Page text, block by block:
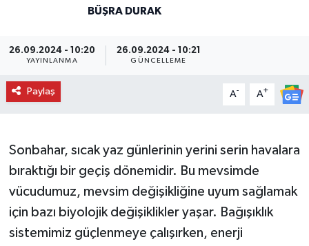
BÜŞRA DURAK
26.09.2024 - 10:20
YAYINLANMA
26.09.2024 - 10:21
GÜNCELLEME
Paylaş A- A+
Sonbahar, sıcak yaz günlerinin yerini serin havalara
bıraktığı bir geçiş dönemidir. Bu mevsimde
vücudumuz, mevsim değişikliğine uyum sağlamak
için bazı biyolojik değişiklikler yaşar. Bağışıklık
sistemimiz güçlenmeye çalışırken, enerji